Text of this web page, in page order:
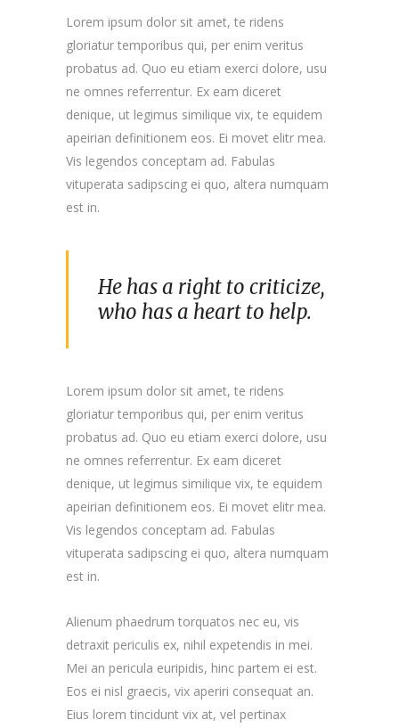
Lorem ipsum dolor sit amet, te ridens
gloriatur temporibus qui, per enim veritus
probatus ad. Quo eu etiam exerci dolore, usu
ne omnes referrentur. Ex eam diceret
denique, ut legimus similique vix, te equidem
apeirian definitionem eos. Ei movet elitr mea.
Vis legendos conceptam ad. Fabulas
vituperata sadipscing ei quo, altera numquam
est in.
He has a right to criticize,
who has a heart to help.
Lorem ipsum dolor sit amet, te ridens
gloriatur temporibus qui, per enim veritus
probatus ad. Quo eu etiam exerci dolore, usu
ne omnes referrentur. Ex eam diceret
denique, ut legimus similique vix, te equidem
apeirian definitionem eos. Ei movet elitr mea.
Vis legendos conceptam ad. Fabulas
vituperata sadipscing ei quo, altera numquam
est in.
Alienum phaedrum torquatos nec eu, vis
detraxit periculis ex, nihil expetendis in mei.
Mei an pericula euripidis, hinc partem ei est.
Eos ei nisl graecis, vix aperiri consequat an.
Eius lorem tincidunt vix at, vel pertinax